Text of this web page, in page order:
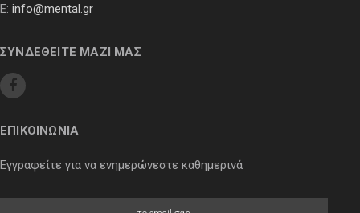
E: info@mental.gr
ΣΥΝΔΕΘΕΙΤΕ ΜΑΖΙ ΜΑΣ
ΕΠΙΚΟΙΝΩΝΙΑ
Εγγραφείτε για να ενημερώνεστε καθημερινά